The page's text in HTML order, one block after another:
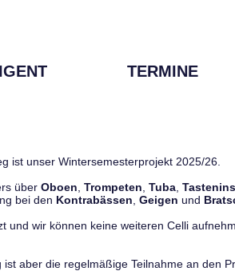
TERMINE
ist unser Wintersemesterprojekt 2025/26.
über Oboen Trompeten Tuba
bei den Kontrabässen Geigen und
und wir können keine weiteren Celli
aber die regelmäßige Teilnahme an den